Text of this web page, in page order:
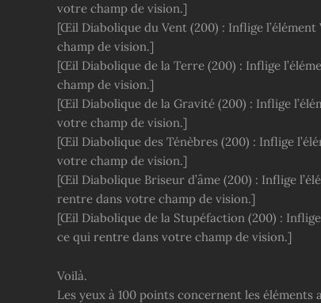
votre champ de vision.]
[Œil Diabolique du Vent (200) : Inflige
champ de vision.]
[Œil Diabolique de la Terre (200) : Inflige
champ de vision.]
[Œil Diabolique de la Gravité (200) : Inflige
votre champ de vision.]
[Œil Diabolique des Ténèbres (200) : Inflige
votre champ de vision.]
[Œil Diabolique Briseur d’âme (200) : Inflige
rentre dans votre champ de vision.]
[Œil Diabolique de la Stupéfaction (200) :
ce qui rentre dans votre champ de vision.]
Voilà.
Les yeux à 100 points concernent les